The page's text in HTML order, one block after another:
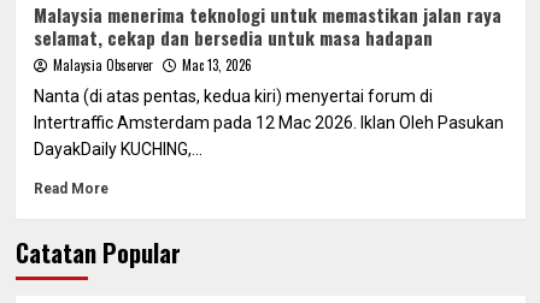
Malaysia menerima teknologi untuk memastikan jalan raya
selamat, cekap dan bersedia untuk masa hadapan
Malaysia Observer
Mac 13, 2026
Nanta (di atas pentas, kedua kiri) menyertai forum di
Intertraffic Amsterdam pada 12 Mac 2026. Iklan Oleh Pasukan
DayakDaily KUCHING,...
Read More
Catatan Popular